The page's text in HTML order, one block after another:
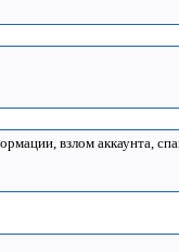
взлом аккаунта,